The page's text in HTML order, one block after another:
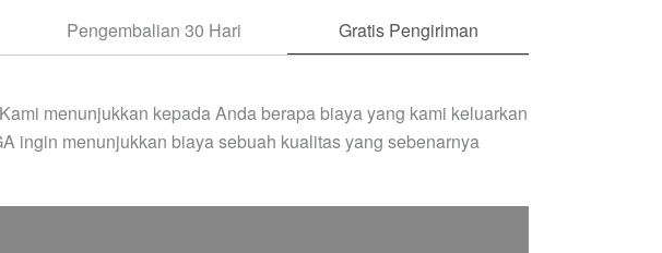
Pengembalian 30 Hari Gratis Pengiriman
menunjukkan kepada Anda berapa biaya yang kami keluarkan
ingin menunjukkan biaya sebuah kualitas yang sebenarnya